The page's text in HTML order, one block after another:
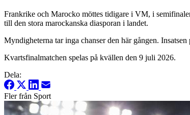
Frankrike och Marocko möttes tidigare i VM, i
till den stora marockanska diasporan i landet.
Myndigheterna tar inga chanser den här gången.
Kvartsfinalmatchen spelas på kvällen den 9 juli 2026.
Dela:
Fler från Sport